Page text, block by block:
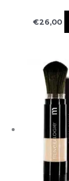
€26,00